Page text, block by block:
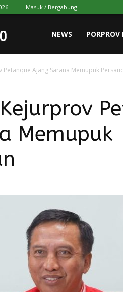
Masuk / Bergabung
Jawa
Timur
NEWS
Petanque Ajang Sarana Memupuk
Memupuk